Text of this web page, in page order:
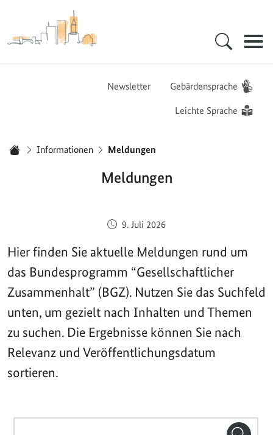
Zur Startseite - BGZ - Bundesamt für Migration und Flüchtlinge
Newsletter Gebärdensprache
Leichte Sprache
Informationen Meldungen
Meldungen
Veröffentlicht am:
9. Juli 2026
Hier finden Sie aktuelle Meldungen rund um
das Bundesprogramm “Gesellschaftlicher
Zusammenhalt” (BGZ). Nutzen Sie das Suchfeld
unten, um gezielt nach Inhalten und Themen
zu suchen. Die Ergebnisse können Sie nach
Relevanz und Veröffentlichungsdatum
sortieren.